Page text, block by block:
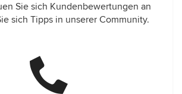
Sie sich Kundenbewertungen an
sich Tipps in unserer Community.